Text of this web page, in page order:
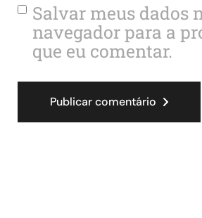
Salvar meus dados
navegador para a
que eu comentar.
Publicar comentário